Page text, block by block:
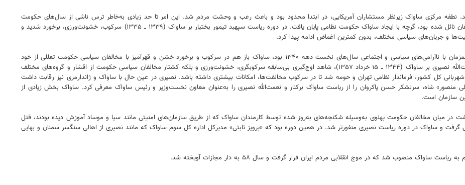
نطفه مرکزی ساواک زیرنظر مستشاران آمریکایی، در ابتدا محدود بود و باعث رعب‌ و وحشت مردم شد. این امر تا حد زیادی به‌خاطر ترس ناشی از سال‌های حکومت
نظامی تهران بود که حکومت به ایجاد یک جو خفقان‌آمیز و سرکوب مخالفان نائل شده بود، گرچه با ایجاد ساواک حکومت نظامی پایان یافت. در دوره ریاست سپهبد تیمور بختیار بر ساواک (۱۳۳۹ ــ ۱۳۳۵) سرکوب، خشونت‌ورزی، برخورد شدید و
و جریان‌های سیاسی مختلف، بدون کمترین اغماض ادامه پیدا کرد.
در دوره ریاست سرلشکر حسن پاکروان بر ساواک (۱۳۴۳ ــ ۱۳۴۰) که همزمان با ناآرامی‌های سیاسی و اجتماعی سال‌های نخست دهه ۱۳۴۰ بود، ساواک باز هم در سرکوب و برخورد خشن و قهرآمیز با مخالفان سیاسی حکومت تعللی از خود
نشان نداد و با تمام قوا به میدان آمد.در طول دوره ریاست ارتشبد نعمت‌الله نصیری بر ساواک (۱۳۴۴ ــ ۱۵ خرداد ۱۳۵۷)، شاهد اوج‌گیری بی‌سابقه سرکوبگری، ‌خشونت‌ورزی و بلکه کشتار مخالفان سیاسی حکومت از اقشار و گروه‌های مختلف
در قیام ۱۵ خرداد ۱۳۴۲، علاوه بر ریاست شهربانی کل کشور، فرماندار نظامی تهران و حومه شد تا در سرکوب مخالفت‌ها، امکانات بیشتری داشته باشد. نصیری در عین حال با ساواک و ژاندارمری نیز رقابت داشت
منصور» شاه، سرلشکر حسن پاکروان را از ریاست ساواک برکنار و نعمت‌الله نصیری را به‌عنوان معاون نخست‌وزیر و رئیس ساواک معرفی کرد. ساواک بخش زیادی از
سازمان است.
در ابتدای دهه۵۰، ایجاد رعب و وحشت در میان مخالفان حکومت پهلوی به‌وسیله شکنجه‌های به‌روز شده توسط کارمندان ساواک که از طریق سازمان‌های امنیتی مانند سیا و موساد آموزش دیده بودند، قتل
و ساواک در دوره ریاست نصیری منفورتر شد. در همین دوره بود که «پرویز ثابتی» مدیرکل اداره کل سوم ساواک که مانند نصیری از اهالی سنگسر سمنان و بهایی